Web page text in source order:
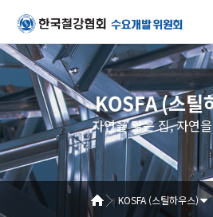
KOSFA (스틸
자연을 닮은 집, 자연
KOSFA (스틸하우스)